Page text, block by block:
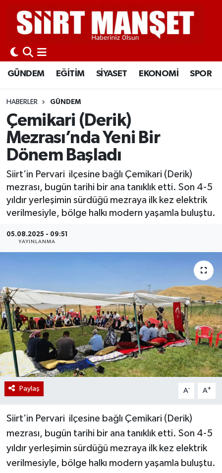
GÜNDEM EĞİTİM SİYASET EKONOMİ SPOR
HABERLER GÜNDEM
Çemikari (Derik)
Mezrası’nda Yeni Bir
Dönem Başladı
Siirt’in Pervari ilçesine bağlı Çemikari (Derik)
mezrası, bugün tarihi bir ana tanıklık etti. Son 4-5
yıldır yerleşimin sürdüğü mezraya ilk kez elektrik
verilmesiyle, bölge halkı modern yaşamla buluştu.
05.08.2025 - 09:51
YAYINLANMA
Paylaş A- A+
Siirt’in Pervari ilçesine bağlı Çemikari (Derik)
mezrası, bugün tarihi bir ana tanıklık etti. Son 4-5
yıldır yerleşimin sürdüğü mezraya ilk kez elektrik
verilmesiyle, bölge halkı modern yaşamla buluştu.
GÜNDEM
EĞİTİM
SİYASET
EKONOMİ
SPOR
KÜLTÜR-SANAT
SAĞLIK-YAŞAM
Siirt Nöbetçi Eczaneler
Siirt Hava Durumu
Siirt Namaz Vakitleri
Siirt Trafik Yoğunluk Haritası
Süper Lig Puan Durumu ve Fikstür
Son Dakika Haberleri
Haber Arşivi